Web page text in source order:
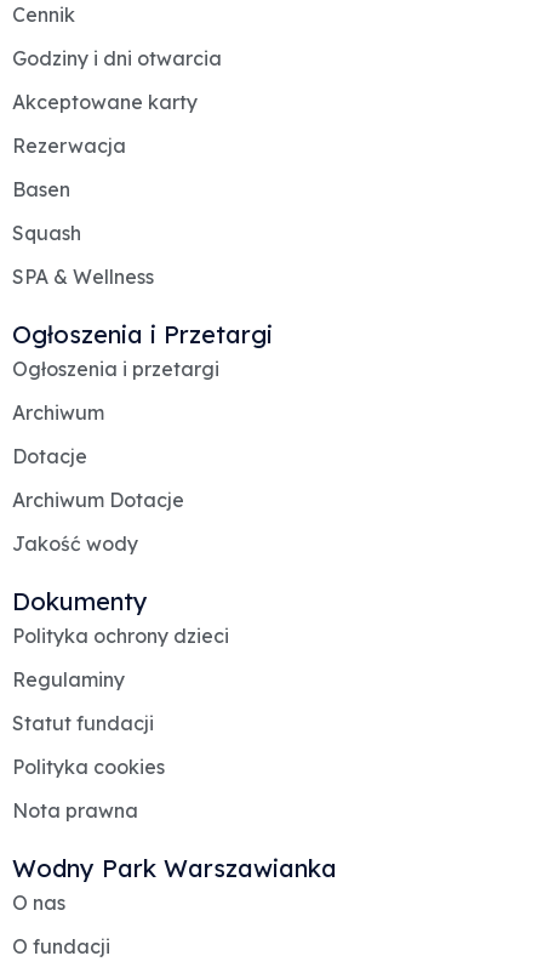
Cennik
Godziny i dni otwarcia
Akceptowane karty
Rezerwacja
Basen
Squash
SPA & Wellness
Ogłoszenia i Przetargi
Ogłoszenia i przetargi
Archiwum
Dotacje
Archiwum Dotacje
Jakość wody
Dokumenty
Polityka ochrony dzieci
Regulaminy
Statut fundacji
Polityka cookies
Nota prawna
Wodny Park Warszawianka
O nas
O fundacji